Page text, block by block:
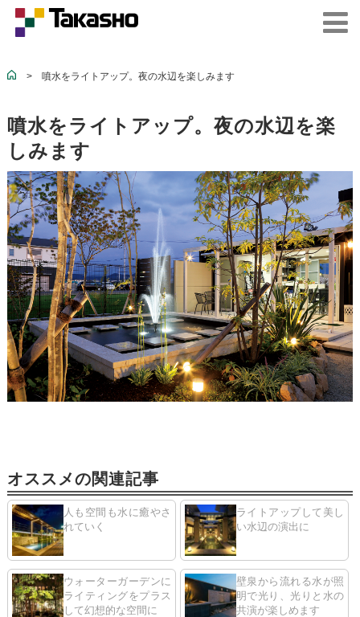
> 噴水をライトアップ。夜の水辺を楽しみます
噴水をライトアップ。夜の水辺を楽
しみます
オススメの関連記事
人も空間も水に癒やさ
れていく
ライトアップして美し
い水辺の演出に
ウォーターガーデンに
ライティングをプラス
して幻想的な空間に
壁泉から流れる水が照
明で光り、光りと水の
共演が楽しめます